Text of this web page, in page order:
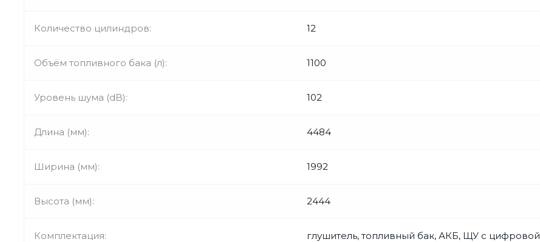
Количество цилиндров: 12
Объём топливного бака (л): 1100
Уровень шума (dB): 102
Длина (мм): 4484
Ширина (мм): 1992
Высота (мм): 2444
Комплектация:
глушитель, топливный бак, АКБ, ЩУ с цифровой